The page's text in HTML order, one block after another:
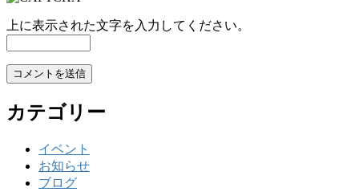
上に表示された文字を入力してください。
カテゴリー
イベント
お知らせ
ブログ